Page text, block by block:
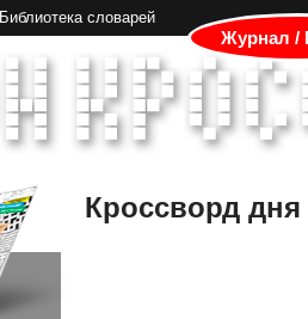
Библиотека словарей
Журнал /
Кроссворд дня